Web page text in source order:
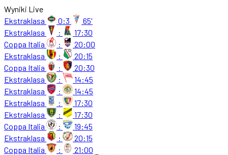
Wyniki Live
Ekstraklasa
0:3
65'
Ekstraklasa
:
17:30
Coppa Italia
:
20:00
Ekstraklasa
:
20:15
Coppa Italia
:
20:30
Ekstraklasa
:
14:45
Ekstraklasa
:
14:45
Ekstraklasa
:
17:30
Ekstraklasa
:
17:30
Coppa Italia
:
19:45
Ekstraklasa
:
20:15
Coppa Italia
:
21:00